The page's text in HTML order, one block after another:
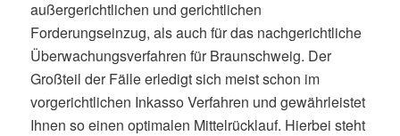
außergerichtlichen und gerichtlichen
Forderungseinzug, als auch für das nachgerichtliche
Überwachungsverfahren für Braunschweig. Der
Großteil der Fälle erledigt sich meist schon im
vorgerichtlichen Inkasso Verfahren und gewährleistet
Ihnen so einen optimalen Mittelrücklauf. Hierbei steht